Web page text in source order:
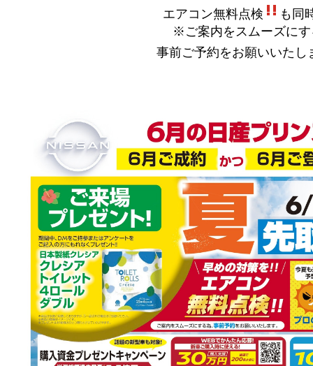
エアコン無料点検
も同
※ご案内をスムーズに
事前ご予約をお願いいたし